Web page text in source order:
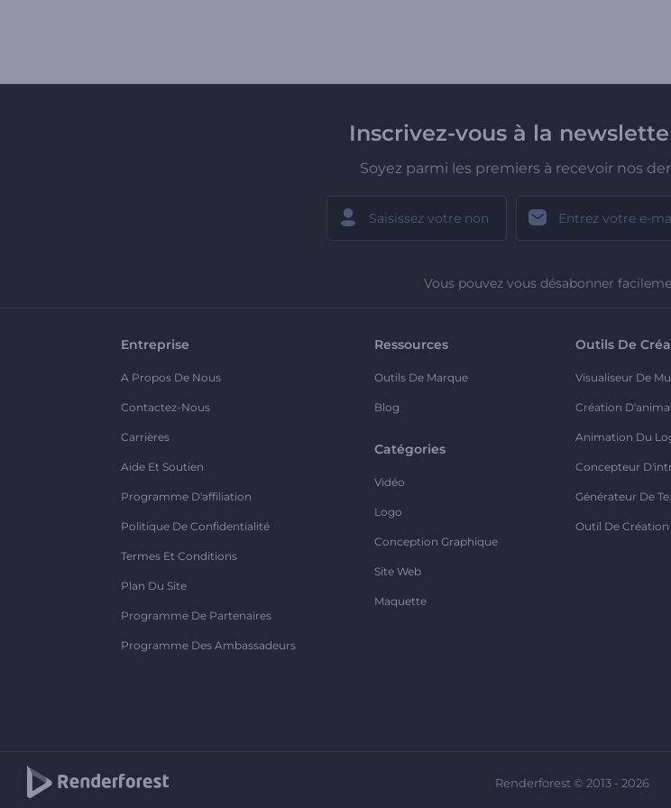
Inscrivez-vous à la
Soyez parmi les premiers à recevoir nos
Vous pouvez vous désabonner
Entreprise
A Propos De Nous
Contactez-Nous
Carrières
Aide Et Soutien
Programme D'affiliation
Politique De Confidentialité
Termes Et Conditions
Plan Du Site
Programme De Partenaires
Programme Des Ambassadeurs
Ressources
Outils De Marque
Blog
Catégories
Vidéo
Logo
Conception Graphique
Site Web
Maquette
Outils De
Visualiseur De
Création
Animation Du
Concepteur
Générateur De
Outil De Création
Renderforest © 2013 - 2026